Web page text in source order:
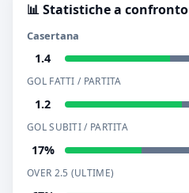
📊 Statistiche a confronto
Casertana
1.4
GOL FATTI / PARTITA
1.2
GOL SUBITI / PARTITA
17%
OVER 2.5 (ULTIME)